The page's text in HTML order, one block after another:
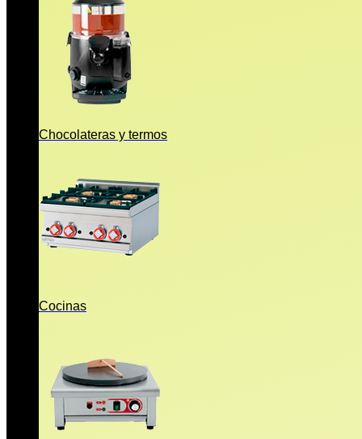
Chocolateras y termos
Cocinas